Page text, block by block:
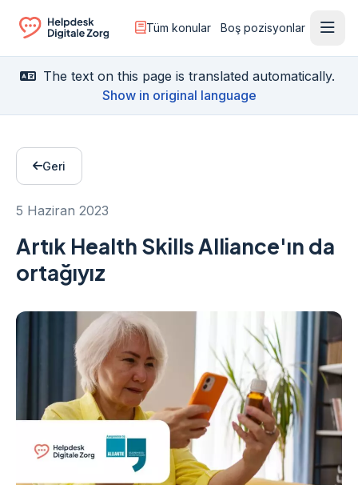
Ga naar de homepagina
Tüm konular Boş pozisyonlar
The text on this page is translated automatically.
Show in original language
Geri
5 Haziran 2023
Artık Health Skills Alliance'ın da
ortağıyız